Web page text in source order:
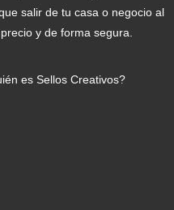
salir de tu casa o negocio al
y de forma segura.
es Sellos Creativos?